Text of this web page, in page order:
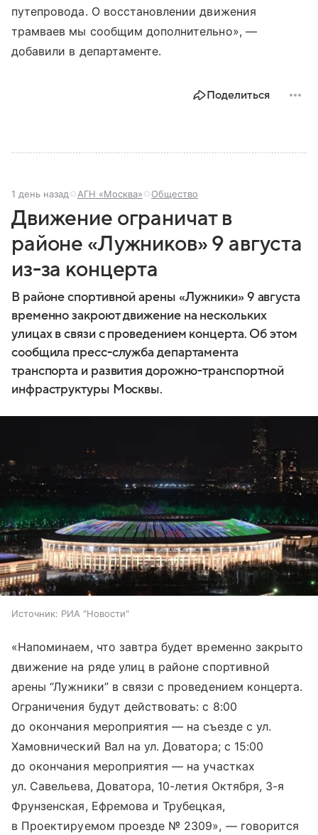
путепровода. О восстановлении движения
трамваев мы сообщим дополнительно», —
добавили в департаменте.
Поделиться
1 день назад АГН «Москва» Общество
Движение ограничат в
районе «Лужников» 9 августа
из-за концерта
В районе спортивной арены «Лужники» 9 августа
временно закроют движение на нескольких
улицах в связи с проведением концерта. Об этом
сообщила пресс-служба департамента
транспорта и развития дорожно-транспортной
инфраструктуры Москвы.
Источник: РИА "Новости"
«Напоминаем, что завтра будет временно закрыто
движение на ряде улиц в районе спортивной
арены “Лужники” в связи с проведением концерта.
Ограничения будут действовать: с 8:00
до окончания мероприятия — на съезде с ул.
Хамовнический Вал на ул. Доватора; с 15:00
до окончания мероприятия — на участках
ул. Савельева, Доватора, 10-летия Октября, 3-я
Фрунзенская, Ефремова и Трубецкая,
в Проектируемом проезде № 2309», — говорится